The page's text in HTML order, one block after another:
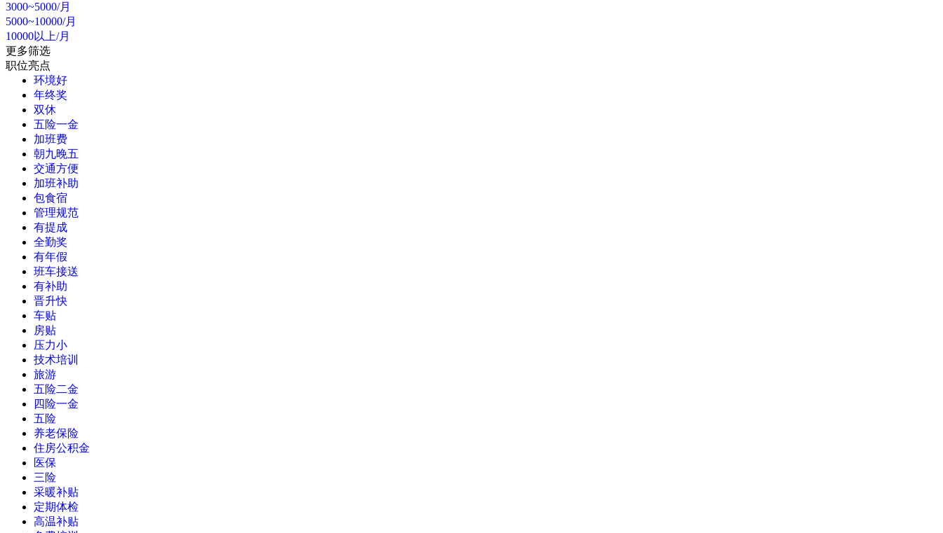
3000~5000/月
5000~10000/月
10000以上/月
更多筛选
职位亮点
环境好
年终奖
双休
五险一金
加班费
朝九晚五
交通方便
加班补助
包食宿
管理规范
有提成
全勤奖
有年假
班车接送
有补助
晋升快
车贴
房贴
压力小
技术培训
旅游
五险二金
四险一金
五险
养老保险
住房公积金
医保
三险
采暖补贴
定期体检
高温补贴